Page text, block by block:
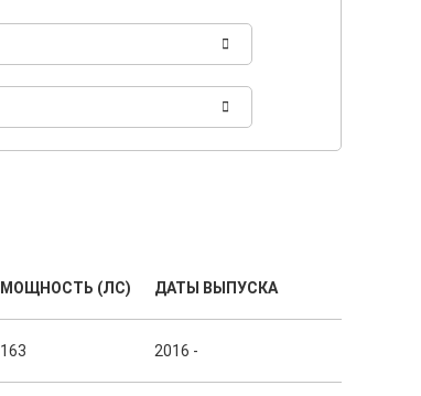
МОЩНОСТЬ (ЛС) ДАТЫ ВЫПУСКА
163 2016 -